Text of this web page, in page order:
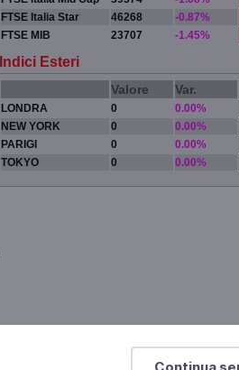
Continua
FTSE Italia Star
46268
-0.87%
FTSE MIB
23707 -1.45%
Indici Esteri
Valore Var.
LONDRA 0
0.00%
NEW YORK
0
0.00%
PARIGI
0
0.00%
TOKYO
0 0.00%